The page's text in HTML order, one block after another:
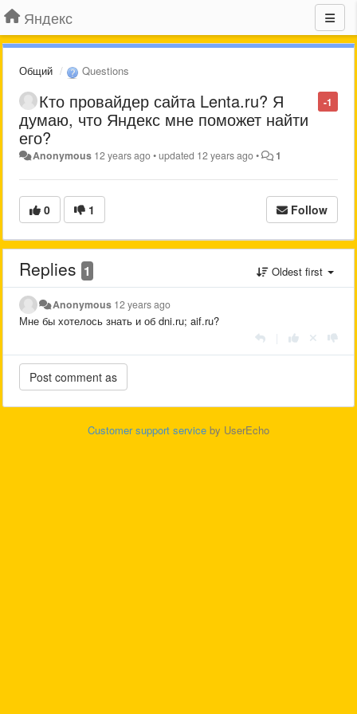
Яндекс
Общий Questions
-1
Кто провайдер сайта Lenta.ru? Я
думаю, что Яндекс мне поможет найти
его?
Anonymous 12 years ago•updated 12 years ago• 1
0 1 Follow
Replies 1 Oldest first
Anonymous 12 years ago
Мне бы хотелось знать и об dni.ru; aif.ru?
Customer support service by UserEcho